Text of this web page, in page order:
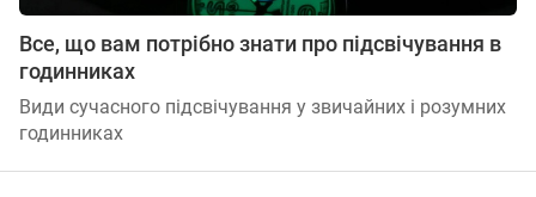
Все, що вам потрібно знати про підсвічування в
годинниках
Види сучасного підсвічування у звичайних і розумних
годинниках